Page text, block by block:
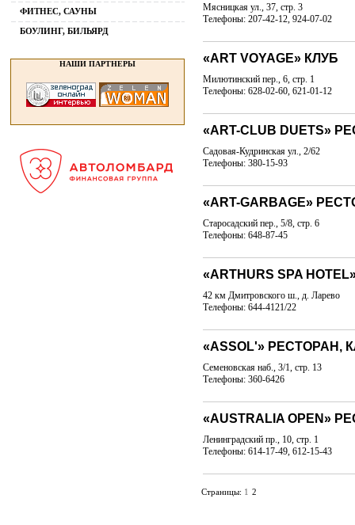
ФИТНЕС, САУНЫ
БОУЛИНГ, БИЛЬЯРД
НАШИ ПАРТНЕРЫ
Мясницкая ул., 37, стр. 3
Телефоны: 207-42-12, 924-07-02
«ART VOYAGE» КЛУБ
Милютинский пер., 6, стр. 1
Телефоны: 628-02-60, 621-01-12
«ART-CLUB DUETS»
Садовая-Кудринская ул., 2/62
Телефоны: 380-15-93
«ART-GARBAGE»
Старосадский пер., 5/8, стр. 6
Телефоны: 648-87-45
«ARTHURS SPA
42 км Дмитровского ш., д. Ларево
Телефоны: 644-4121/22
«ASSOL'» РЕСТОРАН,
Семеновская наб., 3/1, стр. 13
Телефоны: 360-6426
«AUSTRALIA OPEN»
Ленинградский пр., 10, стр. 1
Телефоны: 614-17-49, 612-15-43
Страницы: 1 2